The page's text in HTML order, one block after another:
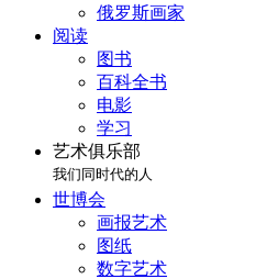
俄罗斯画家
阅读
图书
百科全书
电影
学习
艺术俱乐部
我们同时代的人
世博会
画报艺术
图纸
数字艺术